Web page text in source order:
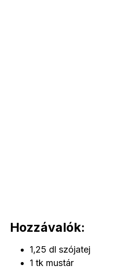
Hozzávalók:
1,25 dl szójatej
1 tk mustár